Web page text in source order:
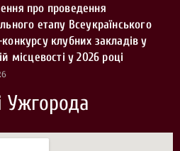
про проведення
етапу Всеукраїнського
клубних закладів у
місцевості у 2026 році